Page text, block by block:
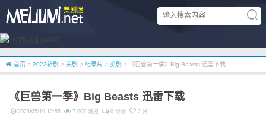
首页 > 2023新剧 > 美剧 > 纪录片 > 英剧 > 《巨兽第一季》Big Beasts 迅雷下载
《巨兽第一季》Big Beasts 迅雷下载
2023/05/19 12:55 7,907 浏览 0 评论 2 赞